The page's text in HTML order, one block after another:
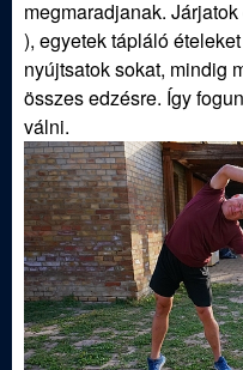
megmaradjanak.
), egyetek tápláló
nyújtsatok sokat, mindig
összes edzésre. Így
válni.